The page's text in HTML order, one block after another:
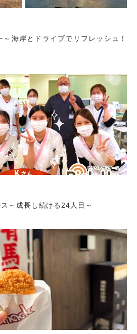
海岸とドライブでリフレッシュ！
～成長し続ける24人目～